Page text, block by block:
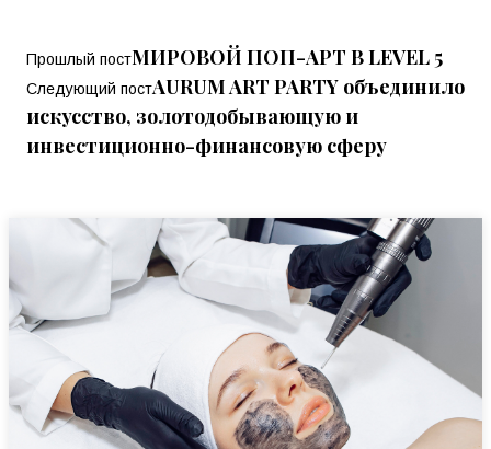
Прошлый постМИРОВОЙ ПОП-АРТ В LEVEL 5
Следующий постAURUM ART PARTY объединило
искусство, золотодобывающую и
инвестиционно-финансовую сферу